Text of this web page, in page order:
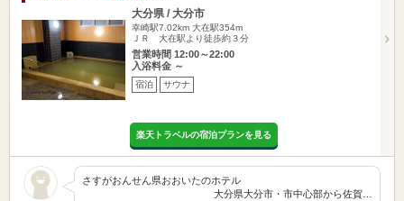
大分県 / 大分市
幸崎駅7.02km 大在駅354m
ＪＲ 大在駅より徒歩約３分
営業時間 12:00～22:00
入浴料金 ～
宿泊 サウナ
楽天トラベルの宿泊プランを見る
さすがおんせん県おおいたのホテル
大分県大分市・市中心部から佐賀…